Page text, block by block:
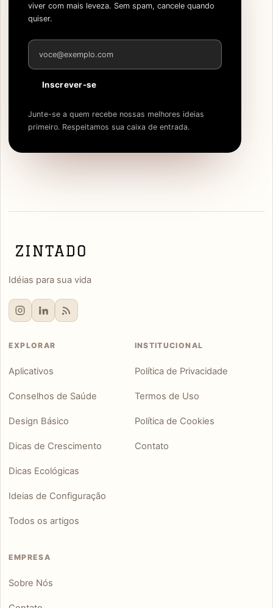
viver com mais leveza. Sem spam, cancele quando
quiser.
Endereço de e-mail
Inscrever-se
Junte-se a quem recebe nossas melhores ideias
primeiro. Respeitamos sua caixa de entrada.
Idéias para sua vida
EXPLORAR
Aplicativos
Conselhos de Saúde
Design Básico
Dicas de Crescimento
Dicas Ecológicas
Ideias de Configuração
Todos os artigos
INSTITUCIONAL
Política de Privacidade
Termos de Uso
Política de Cookies
Contato
EMPRESA
Sobre Nós